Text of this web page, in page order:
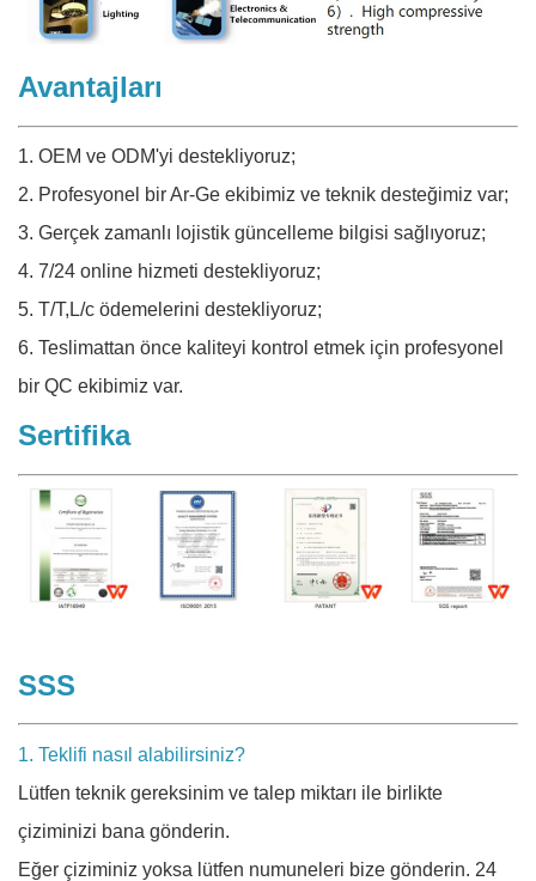
Avantajları
1. OEM ve ODM'yi destekliyoruz;
2. Profesyonel bir Ar-Ge ekibimiz ve teknik desteğimiz var;
3. Gerçek zamanlı lojistik güncelleme bilgisi sağlıyoruz;
4. 7/24 online hizmeti destekliyoruz;
5. T/T,L/c ödemelerini destekliyoruz;
6. Teslimattan önce kaliteyi kontrol etmek için profesyonel
bir QC ekibimiz var.
Sertifika
SSS
1. Teklifi nasıl alabilirsiniz?
Lütfen teknik gereksinim ve talep miktarı ile birlikte
çiziminizi bana gönderin.
Eğer çiziminiz yoksa lütfen numuneleri bize gönderin. 24